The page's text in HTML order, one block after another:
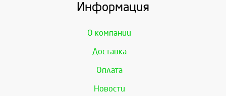
Информация
О компании
Доставка
Оплата
Новости